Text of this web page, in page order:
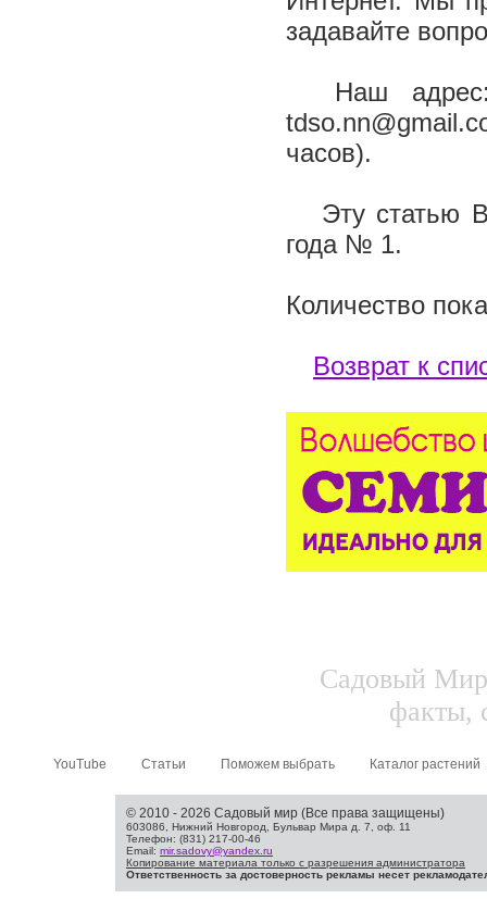
задавайте
Наш адрес:
часов).
Эту статью
года № 1.
Количество
Возврат к
Садовый
факты,
YouTube Статьи Поможем выбрать Каталог растений
© 2010 - 2026 Садовый мир (Все права защищены)
603086, Нижний Новгород, Бульвар Мира д. 7, оф. 11
Телефон: (831) 217-00-46
Email: mir.sadovy@yandex.ru
Копирование материала только с разрешения администратора
Ответственность за достоверность рекламы несет